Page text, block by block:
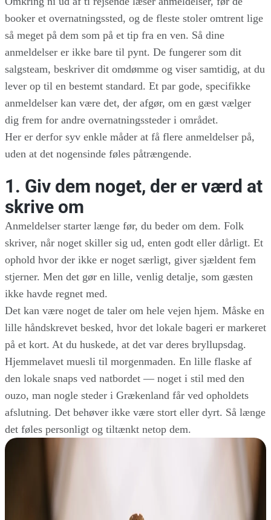
booker et overnatningssted, og de fleste stoler omtrent lige
så meget på dem som på et tip fra en ven. Så dine
anmeldelser er ikke bare til pynt. De fungerer som dit
salgsteam, beskriver dit omdømme og viser samtidig, at du
lever op til en bestemt standard. Et par gode, specifikke
anmeldelser kan være det, der afgør, om en gæst vælger
dig frem for andre overnatningssteder i området.
Her er derfor syv enkle måder at få flere anmeldelser på,
uden at det nogensinde føles påtrængende.
1. Giv dem noget, der er værd at
skrive om
Anmeldelser starter længe før, du beder om dem. Folk
skriver, når noget skiller sig ud, enten godt eller dårligt. Et
ophold hvor der ikke er noget særligt, giver sjældent fem
stjerner. Men det gør en lille, venlig detalje, som gæsten
ikke havde regnet med.
Det kan være noget de taler om hele vejen hjem. Måske en
lille håndskrevet besked, hvor det lokale bageri er markeret
på et kort. At du huskede, at det var deres bryllupsdag.
Hjemmelavet muesli til morgenmaden. En lille flaske af
den lokale snaps ved natbordet — noget i stil med den
ouzo, man nogle steder i Grækenland får ved opholdets
afslutning. Det behøver ikke være stort eller dyrt. Så længe
det føles personligt og tiltænkt netop dem.